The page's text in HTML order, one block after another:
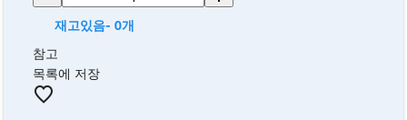
재고있음- 0개
참고
목록에 저장